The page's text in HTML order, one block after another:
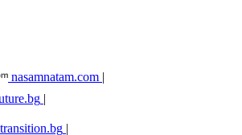
nasamnatam.com |
|
|